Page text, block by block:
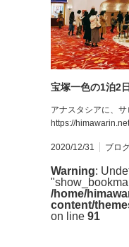
宝塚一色の1泊2
アナスタシアに、
https://
2020/12/31 ブロ
Warning:
/home/
content/
on line 91